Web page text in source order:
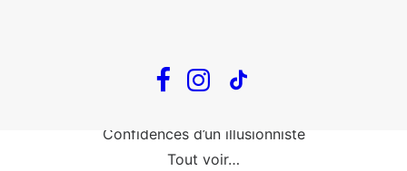
The Loop
Confidences d’un illusionniste
Tout voir…